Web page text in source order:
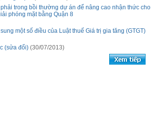
trong bồi thường dự án để nâng cao nhận thức cho
phóng mặt bằng Quận 8
một số điều của Luật thuế Giá trị gia tăng (GTGT)
(sửa đổi) (30/07/2013)